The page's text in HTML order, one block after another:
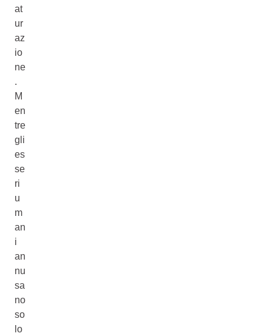
at
ur
az
io
ne
.
M
en
tre
gli
es
se
ri
u
m
an
i
an
nu
sa
no
so
lo